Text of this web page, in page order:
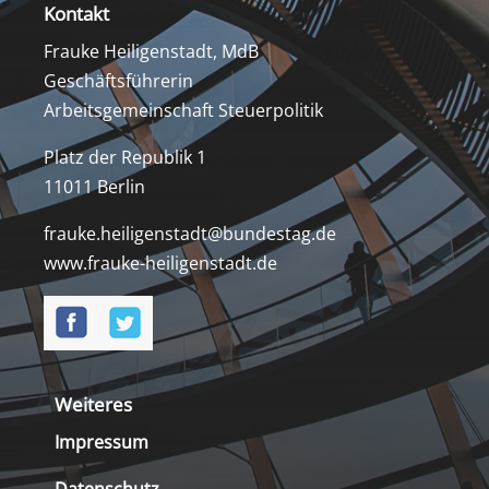
Kontakt
Frauke Heiligenstadt, MdB
Geschäftsführerin
Arbeitsgemeinschaft Steuerpolitik
Platz der Republik 1
11011 Berlin
frauke.heiligenstadt@bundestag.de
www.frauke-heiligenstadt.de
Weiteres
Impressum